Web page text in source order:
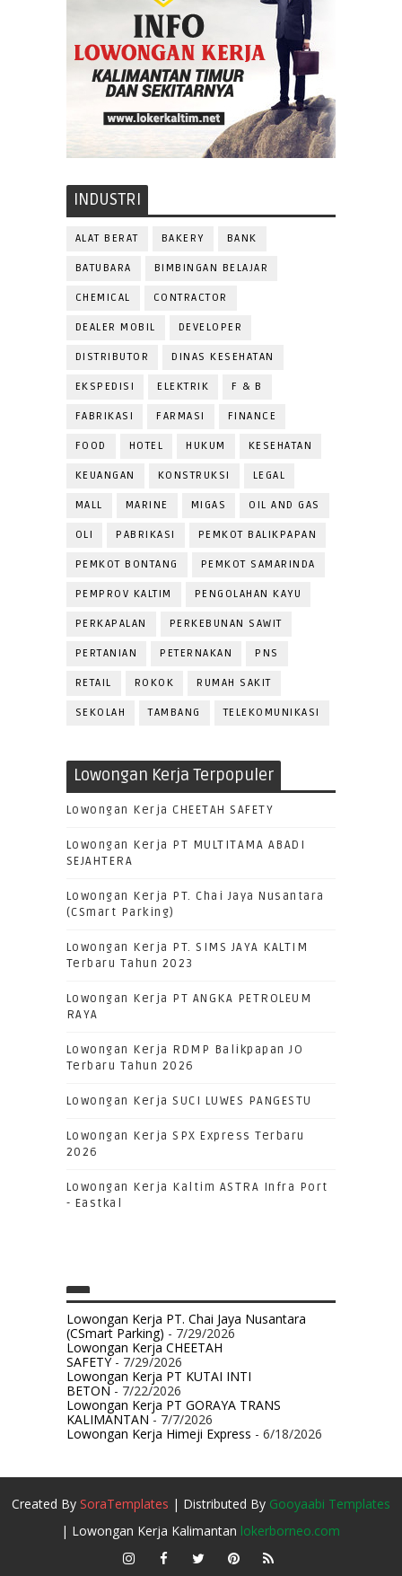
INDUSTRI
ALAT BERAT BAKERY BANK
BATUBARA BIMBINGAN BELAJAR
CHEMICAL CONTRACTOR
DEALER MOBIL DEVELOPER
DISTRIBUTOR DINAS KESEHATAN
EKSPEDISI ELEKTRIK F & B
FABRIKASI FARMASI FINANCE
FOOD HOTEL HUKUM KESEHATAN
KEUANGAN KONSTRUKSI LEGAL
MALL MARINE MIGAS OIL AND GAS
OLI PABRIKASI PEMKOT BALIKPAPAN
PEMKOT BONTANG PEMKOT SAMARINDA
PEMPROV KALTIM PENGOLAHAN KAYU
PERKAPALAN PERKEBUNAN SAWIT
PERTANIAN PETERNAKAN PNS
RETAIL ROKOK RUMAH SAKIT
SEKOLAH TAMBANG TELEKOMUNIKASI
Lowongan Kerja Terpopuler
Lowongan Kerja CHEETAH SAFETY
Lowongan Kerja PT MULTITAMA ABADI
SEJAHTERA
Lowongan Kerja PT. Chai Jaya Nusantara
(CSmart Parking)
Lowongan Kerja PT. SIMS JAYA KALTIM
Terbaru Tahun 2023
Lowongan Kerja PT ANGKA PETROLEUM
RAYA
Lowongan Kerja RDMP Balikpapan JO
Terbaru Tahun 2026
Lowongan Kerja SUCI LUWES PANGESTU
Lowongan Kerja SPX Express Terbaru
2026
Lowongan Kerja Kaltim ASTRA Infra Port
- Eastkal
Lowongan Kerja PT. Chai Jaya Nusantara
(CSmart Parking) - 7/29/2026
Lowongan Kerja CHEETAH
SAFETY- 7/29/2026
Lowongan Kerja PT KUTAI INTI
BETON- 7/22/2026
Lowongan Kerja PT GORAYA TRANS
KALIMANTAN- 7/7/2026
Lowongan Kerja Himeji Express - 6/18/2026
Created By SoraTemplates | Distributed By Gooyaabi Templates
| Lowongan Kerja Kalimantan lokerborneo.com